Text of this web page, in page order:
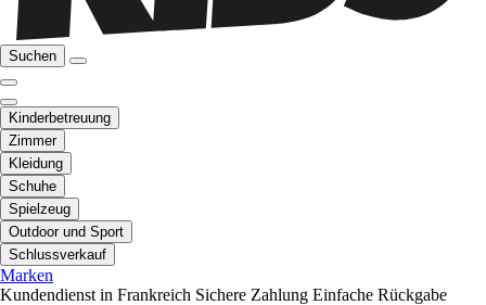
Suchen
Kinderbetreuung
Zimmer
Kleidung
Schuhe
Spielzeug
Outdoor und Sport
Schlussverkauf
Marken
Kundendienst in Frankreich Sichere Zahlung Einfache Rückgabe